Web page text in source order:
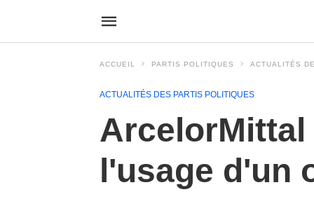
ACCUEIL PARTIS POLITIQUES ACTUALITÉS
ACTUALITÉS DES PARTIS POLITIQUES
ArcelorMittal
l'usage d'un